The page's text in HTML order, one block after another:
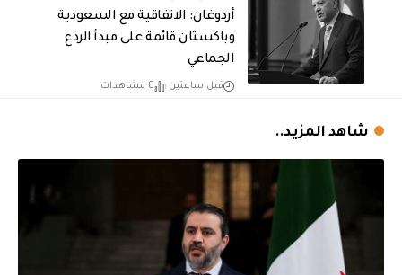
أردوغان: الاتفاقية مع السعودية
وباكستان قائمة على مبدأ الردع
الجماعي
قبل ساعتين 8 مشاهدات
شاهد المزيد..